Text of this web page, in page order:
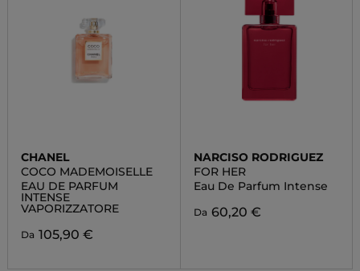
CHANEL
COCO MADEMOISELLE
EAU DE PARFUM
INTENSE
VAPORIZZATORE
Da 105,90 €
NARCISO RODRIGUEZ
FOR HER
Eau De Parfum Intense
Da 60,20 €